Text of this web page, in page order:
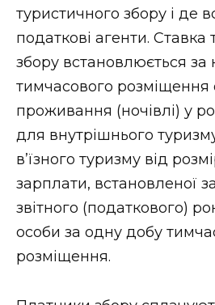
туристичного збору і де
податкові агенти. Ставка
збору встановлюється
тимчасового розміщення
проживання (ночівлі) у
для внутрішнього
в’їзного туризму від
зарплати, встановленої
звітного (податкового)
особи за одну добу
розміщення.